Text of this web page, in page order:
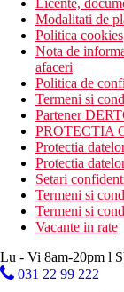
Licente,
Modalitati de
Politica cookies
Nota de
afaceri
Politica de
Termeni si
Partener
PROTECTIA
Protectia
Protectia
Setari
Termeni si
Termeni si
Vacante in rate
Lu - Vi 8am-20pm l
031 22 99 222